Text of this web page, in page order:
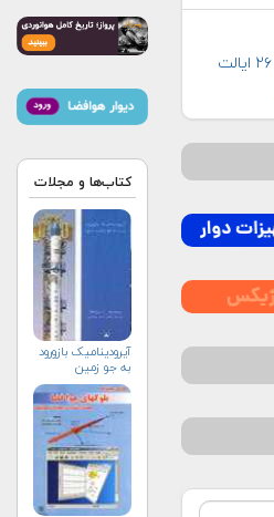
تاکسی‌های هوایی در ۲۶ ایالت
کتاب‌ها و مجلات
آیرودینامیک بازورود
به جو زمین